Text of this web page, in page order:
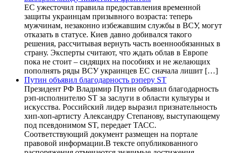
ЕС ужесточил правила предоставления временной
защиты украинцам призывного возраста: теперь
мужчинам, незаконно избежавшим службы в ВСУ, могут
отказать в статусе. Киев давно добивался такого
решения, рассчитывая вернуть часть военнообязанных в
страну. Эксперты считают, что ждать облав в Европе
пока не стоит – сидящих на пособиях и не желающих
пополнять ряды ВСУ украинцев ЕС сначала лишит […]
Путин объявил благодарность рэперу ST
Президент РФ Владимир Путин объявил благодарность
рэп-исполнителю ST за заслуги в области культуры и
искусства. Российский лидер выразил признательность
хип-хоп-артисту Александру Степанову, выступающему
под псевдонимом ST, передает ТАСС.
Соответствующий документ размещен на портале
правовой информации.В тексте опубликованного